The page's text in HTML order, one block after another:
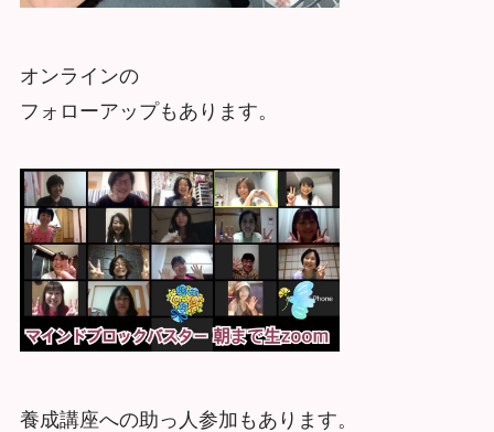
オンラインの
フォローアップもあります。
養成講座への助っ人参加もあります。